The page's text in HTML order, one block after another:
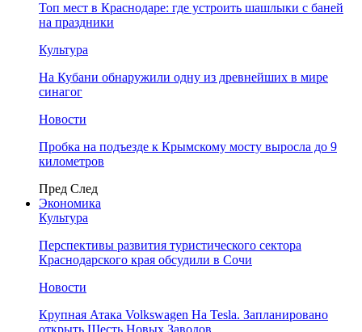
Топ мест в Краснодаре: где устроить шашлыки с баней
на праздники
Культура
На Кубани обнаружили одну из древнейших в мире
синагог
Новости
Пробка на подъезде к Крымскому мосту выросла до 9
километров
Пред След
Экономика
Культура
Перспективы развития туристического сектора
Краснодарского края обсудили в Сочи
Новости
Крупная Атака Volkswagen На Tesla. Запланировано
открыть Шесть Новых Заводов